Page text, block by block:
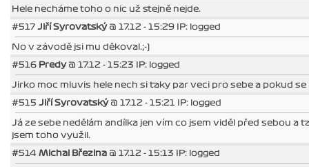
Hele necháme toho o nic už stejně nejde.
#517 Jiří Syrovatský@ 17.12 - 15:29 IP: logged
No v závodě jsi mu děkoval.;-)
#516 Predy@ 17.12 - 15:23 IP: logged
Jirko moc mluvis hele nech si taky par veci pro sebe a pokud
#515 Jiří Syrovatský@ 17.12 - 15:21 IP: logged
Já ze sebe nedělám andílka jen vím co jsem viděl před sebou a
jsem toho využil.
#514 Michal Březina @ 17.12 - 15:13 IP: logged